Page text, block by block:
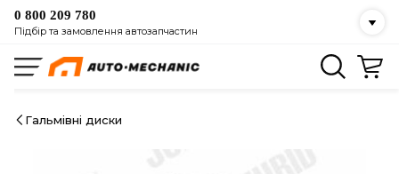
0 800 209 780
Підбір та замовлення автозапчастин
Гальмівні диски